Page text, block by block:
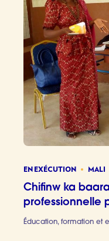
EN EXÉCUTION MALI
Chifinw ka
professionnelle
Éducation, formation et